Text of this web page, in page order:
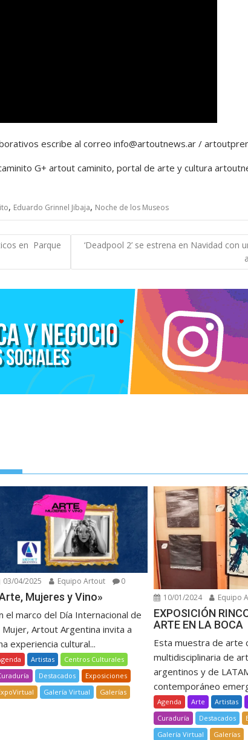
escribe al correo info@artoutnews.ar /
G+ artout caminito, portal de arte y cultura
, Eduardo Grinnel Jibaja, Noche de los Museos
en Parque
‘Deadpool 2’ se estrena en Navidad con
03/04/2025 Equipo Artout 0
Mujeres y Vino»
el marco del Día Internacional de
Mujer, Artout Argentina invita a
experiencia cultural...
Artistas
Centros Culturales
Destacados
Exposiciones
Galería Virtual Galerías
10/01/2024 Equipo
EXPOSICIÓN
ARTE EN LA BOCA
Esta muestra de arte
multidisciplinaria de
argentinos y de
contemporáneo
Agenda Arte Artistas
Curaduría
Destacados
Galería Virtual
Galerías